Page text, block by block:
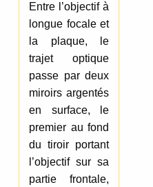
Entre l’objectif à
longue focale et
la plaque, le
trajet optique
passe par deux
miroirs argentés
en surface, le
premier au fond
du tiroir portant
l’objectif sur sa
partie frontale,